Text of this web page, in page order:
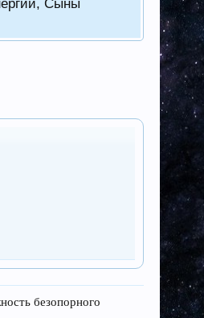
Сыны
безопорного